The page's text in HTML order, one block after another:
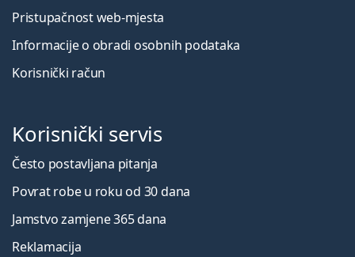
Pristupačnost web-mjesta
Informacije o obradi osobnih podataka
Korisnički račun
Korisnički servis
Često postavljana pitanja
Povrat robe u roku od 30 dana
Jamstvo zamjene 365 dana
Reklamacija